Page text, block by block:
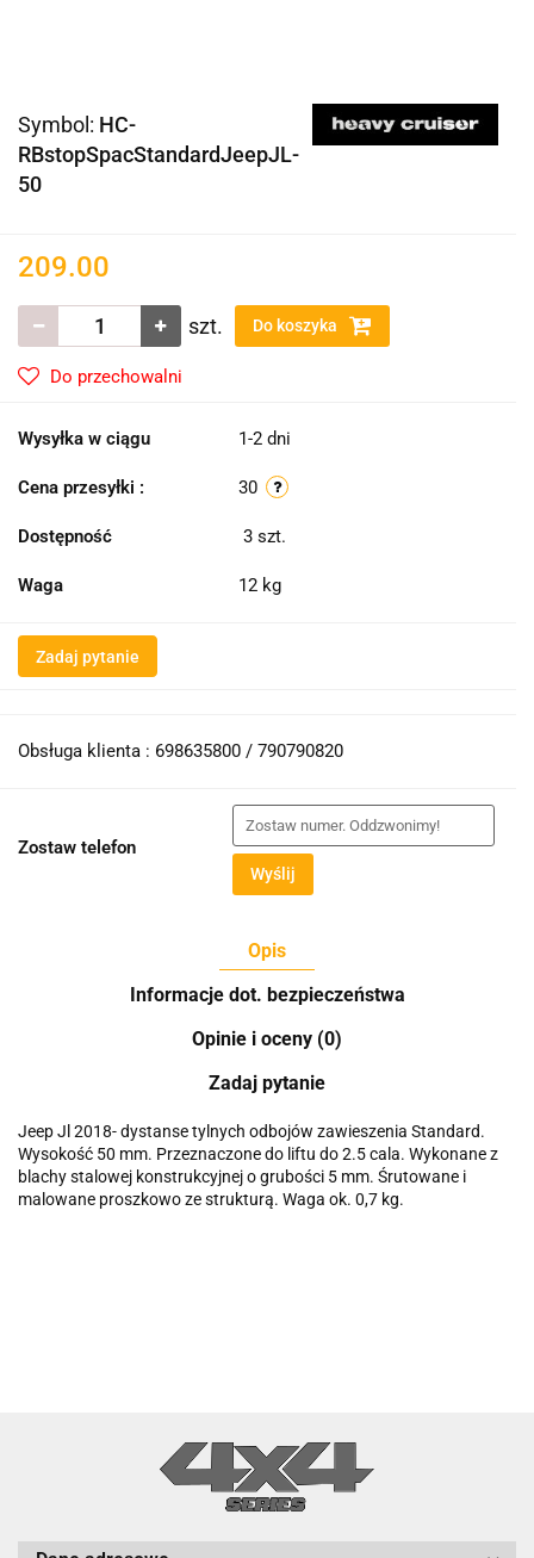
Symbol: HC-
RBstopSpacStandardJeepJL-
50
209.00
szt. Do koszyka
Do przechowalni
Wysyłka w ciągu 1-2 dni
Cena przesyłki : 30
Dostępność 3 szt.
Waga 12 kg
Zadaj pytanie
Obsługa klienta : 698635800 / 790790820
Zostaw telefon
Wyślij
Opis
Informacje dot. bezpieczeństwa
Opinie i oceny (0)
Zadaj pytanie
Jeep Jl 2018- dystanse tylnych odbojów zawieszenia Standard.
Wysokość 50 mm. Przeznaczone do liftu do 2.5 cala. Wykonane z
blachy stalowej konstrukcyjnej o grubości 5 mm. Śrutowane i
malowane proszkowo ze strukturą. Waga ok. 0,7 kg.